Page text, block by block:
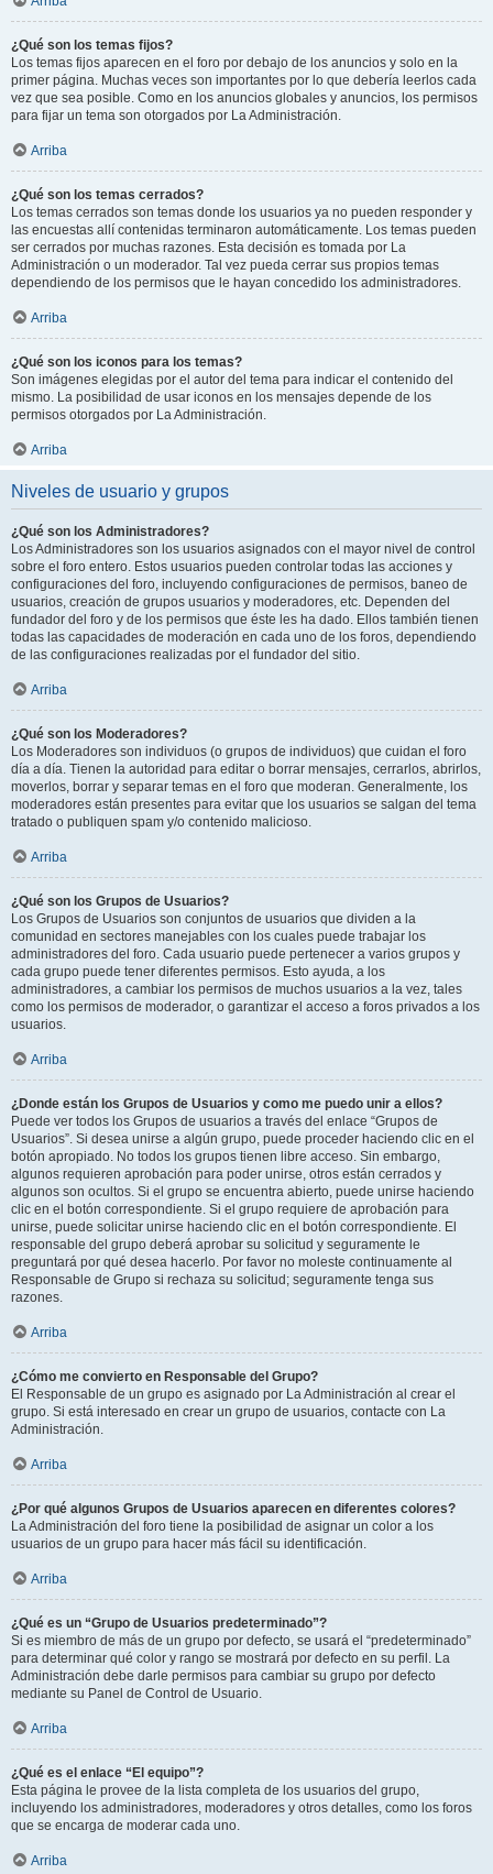
¿Qué son los temas fijos?
Los temas fijos aparecen en el foro por debajo de los anuncios y solo en la
primer página. Muchas veces son importantes por lo que debería leerlos cada
vez que sea posible. Como en los anuncios globales y anuncios, los permisos
para fijar un tema son otorgados por La Administración.
Arriba
¿Qué son los temas cerrados?
Los temas cerrados son temas donde los usuarios ya no pueden responder y
las encuestas allí contenidas terminaron automáticamente. Los temas pueden
ser cerrados por muchas razones. Esta decisión es tomada por La
Administración o un moderador. Tal vez pueda cerrar sus propios temas
dependiendo de los permisos que le hayan concedido los administradores.
Arriba
¿Qué son los iconos para los temas?
Son imágenes elegidas por el autor del tema para indicar el contenido del
mismo. La posibilidad de usar iconos en los mensajes depende de los
permisos otorgados por La Administración.
Arriba
Niveles de usuario y grupos
¿Qué son los Administradores?
Los Administradores son los usuarios asignados con el mayor nivel de control
sobre el foro entero. Estos usuarios pueden controlar todas las acciones y
configuraciones del foro, incluyendo configuraciones de permisos, baneo de
usuarios, creación de grupos usuarios y moderadores, etc. Dependen del
fundador del foro y de los permisos que éste les ha dado. Ellos también tienen
todas las capacidades de moderación en cada uno de los foros, dependiendo
de las configuraciones realizadas por el fundador del sitio.
Arriba
¿Qué son los Moderadores?
Los Moderadores son individuos (o grupos de individuos) que cuidan el foro
día a día. Tienen la autoridad para editar o borrar mensajes, cerrarlos, abrirlos,
moverlos, borrar y separar temas en el foro que moderan. Generalmente, los
moderadores están presentes para evitar que los usuarios se salgan del tema
tratado o publiquen spam y/o contenido malicioso.
Arriba
¿Qué son los Grupos de Usuarios?
Los Grupos de Usuarios son conjuntos de usuarios que dividen a la
comunidad en sectores manejables con los cuales puede trabajar los
administradores del foro. Cada usuario puede pertenecer a varios grupos y
cada grupo puede tener diferentes permisos. Esto ayuda, a los
administradores, a cambiar los permisos de muchos usuarios a la vez, tales
como los permisos de moderador, o garantizar el acceso a foros privados a los
usuarios.
Arriba
¿Donde están los Grupos de Usuarios y como me puedo unir a ellos?
Puede ver todos los Grupos de usuarios a través del enlace “Grupos de
Usuarios”. Si desea unirse a algún grupo, puede proceder haciendo clic en el
botón apropiado. No todos los grupos tienen libre acceso. Sin embargo,
algunos requieren aprobación para poder unirse, otros están cerrados y
algunos son ocultos. Si el grupo se encuentra abierto, puede unirse haciendo
clic en el botón correspondiente. Si el grupo requiere de aprobación para
unirse, puede solicitar unirse haciendo clic en el botón correspondiente. El
responsable del grupo deberá aprobar su solicitud y seguramente le
preguntará por qué desea hacerlo. Por favor no moleste continuamente al
Responsable de Grupo si rechaza su solicitud; seguramente tenga sus
razones.
Arriba
¿Cómo me convierto en Responsable del Grupo?
El Responsable de un grupo es asignado por La Administración al crear el
grupo. Si está interesado en crear un grupo de usuarios, contacte con La
Administración.
Arriba
¿Por qué algunos Grupos de Usuarios aparecen en diferentes colores?
La Administración del foro tiene la posibilidad de asignar un color a los
usuarios de un grupo para hacer más fácil su identificación.
Arriba
¿Qué es un “Grupo de Usuarios predeterminado”?
Si es miembro de más de un grupo por defecto, se usará el “predeterminado”
para determinar qué color y rango se mostrará por defecto en su perfil. La
Administración debe darle permisos para cambiar su grupo por defecto
mediante su Panel de Control de Usuario.
Arriba
¿Qué es el enlace “El equipo”?
Esta página le provee de la lista completa de los usuarios del grupo,
incluyendo los administradores, moderadores y otros detalles, como los foros
que se encarga de moderar cada uno.
Arriba